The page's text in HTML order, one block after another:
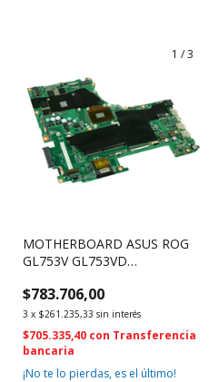
1 /3
MOTHERBOARD ASUS ROG
GL753V GL753VD
I7-7700HQ (2651)
$783.706,00
3 x $261.235,33 sin interés
$705.335,40 con Transferencia
bancaria
¡No te lo pierdas, es el último!